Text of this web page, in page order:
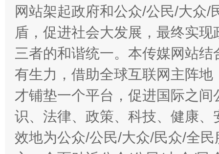
网站架起政府和公众/公民/大众
盾，促进社会大发展，最终实
三者的和谐统一。本传媒网站
有生力，借助全球互联网主阵
才铺垫一个平台，促进国际之
识、法律、政策、科技、健康
效地为公众/公民/大众/民众/全